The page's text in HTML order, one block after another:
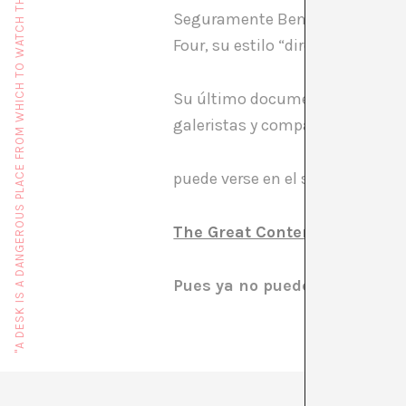
Seguramente Ben Lewis es
Four, su estilo “directo y
Su último documental analiza
galeristas y compara las “no
puede verse en el siguiente link
The Great Contemporary Art
Pues ya no puede verse…